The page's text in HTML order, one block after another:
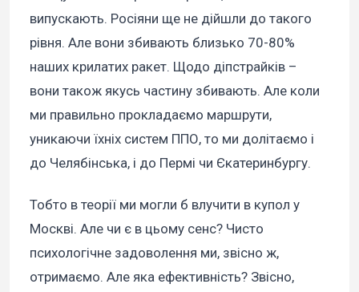
випускають. Росіяни ще не дійшли до такого
рівня. Але вони збивають близько 70-80%
наших крилатих ракет. Щодо діпстрайків –
вони також якусь частину збивають. Але коли
ми правильно прокладаємо маршрути,
уникаючи їхніх систем ППО, то ми долітаємо і
до Челябінська, і до Пермі чи Єкатеринбургу.
Тобто в теорії ми могли б влучити в купол у
Москві. Але чи є в цьому сенс? Чисто
психологічне задоволення ми, звісно ж,
отримаємо. Але яка ефективність? Звісно,